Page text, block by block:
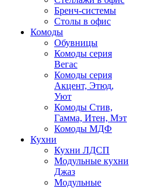
Бренч-системы
Столы в офис
Комоды
Обувницы
Комоды серия
Вегас
Комоды серия
Акцент, Этюд,
Уют
Комоды Стив,
Гамма, Итен, Мэт
Комоды МДФ
Кухни
Кухни ЛДСП
Модульные кухни
Джаз
Модульные